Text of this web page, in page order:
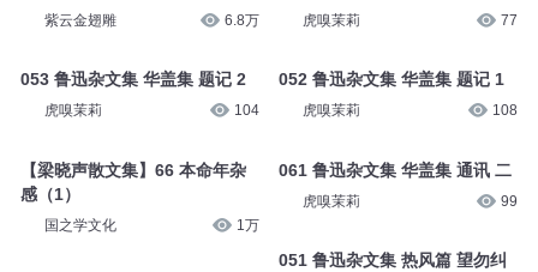
紫云金翅雕 6.8万
053 鲁迅杂文集 华盖集 题记 2
虎嗅茉莉 104
【梁晓声散文集】66 本命年杂
感（1）
国之学文化 1万
虎嗅茉莉 77
052 鲁迅杂文集 华盖集 题记 1
虎嗅茉莉 108
061 鲁迅杂文集 华盖集 通讯 二
虎嗅茉莉 99
051 鲁迅杂文集 热风篇 望勿纠